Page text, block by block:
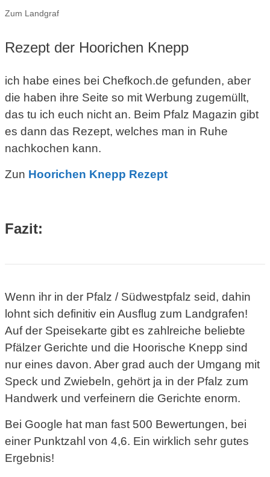
Zum Landgraf
Rezept der Hoorichen Knepp
ich habe eines bei Chefkoch.de gefunden, aber
die haben ihre Seite so mit Werbung zugemüllt,
das tu ich euch nicht an. Beim Pfalz Magazin gibt
es dann das Rezept, welches man in Ruhe
nachkochen kann.
Zun Hoorichen Knepp Rezept
Fazit:
Wenn ihr in der Pfalz / Südwestpfalz seid, dahin
lohnt sich definitiv ein Ausflug zum Landgrafen!
Auf der Speisekarte gibt es zahlreiche beliebte
Pfälzer Gerichte und die Hoorische Knepp sind
nur eines davon. Aber grad auch der Umgang mit
Speck und Zwiebeln, gehört ja in der Pfalz zum
Handwerk und verfeinern die Gerichte enorm.
Bei Google hat man fast 500 Bewertungen, bei
einer Punktzahl von 4,6. Ein wirklich sehr gutes
Ergebnis!